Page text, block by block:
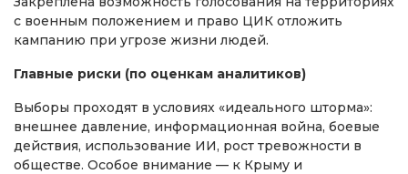
с военным положением и право ЦИК отложить
кампанию при угрозе жизни людей.
Главные риски (по оценкам аналитиков)
Выборы проходят в условиях «идеального шторма»:
внешнее давление, информационная война, боевые
действия, использование ИИ, рост тревожности в
обществе. Особое внимание — к Крыму и